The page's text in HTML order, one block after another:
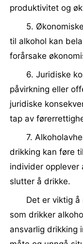
produktivitet og
5.
til alkohol kan
forårsake
6. Juridiske
påvirkning eller
juridiske
tap av
7.
drikking kan føre
individer opplever
slutter å drikke.
Det er viktig å
som drikker
ansvarlig drikking